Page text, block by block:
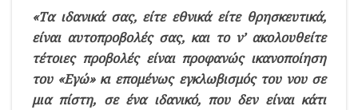
«Τα ιδανικά σας, είτε εθνικά είτε θρησκευτικά,
είναι αυτοπροβολές σας, και το ν’ ακολουθείτε
τέτοιες προβολές είναι προφανώς ικανοποίηση
του «Εγώ» κι επομένως εγκλωβισμός του νου σε
μια πίστη, σε ένα ιδανικό, που δεν είναι κάτι